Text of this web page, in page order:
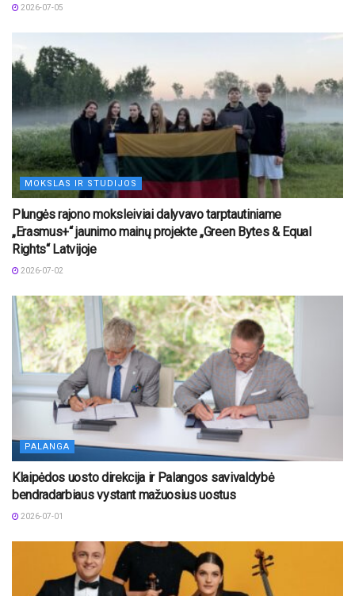
2026-07-05
MOKSLAS IR STUDIJOS
Plungės rajono moksleiviai dalyvavo tarptautiniame
„Erasmus+“ jaunimo mainų projekte „Green Bytes & Equal
Rights“ Latvijoje
2026-07-02
PALANGA
Klaipėdos uosto direkcija ir Palangos savivaldybė
bendradarbiaus vystant mažuosius uostus
2026-07-01